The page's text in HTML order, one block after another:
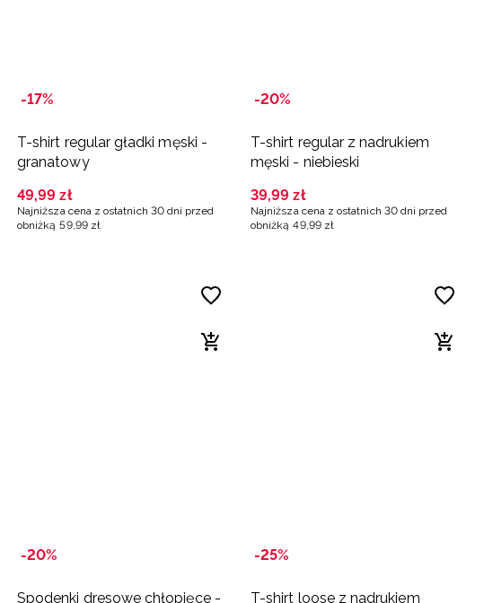
-17%
T-shirt regular gładki męski -
granatowy
49,99 zł
Najniższa cena z ostatnich 30 dni przed
obniżką 59, 99 zł
-20%
T-shirt regular z nadrukiem
męski - niebieski
39,99 zł
Najniższa cena z ostatnich 30 dni przed
obniżką 49, 99 zł
-20%
Spodenki dresowe chłopięce -
-25%
T-shirt loose z nadrukiem